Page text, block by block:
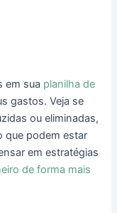
em sua planilha de
gastos. Veja se
ou eliminadas,
que podem estar
em estratégias
de forma mais